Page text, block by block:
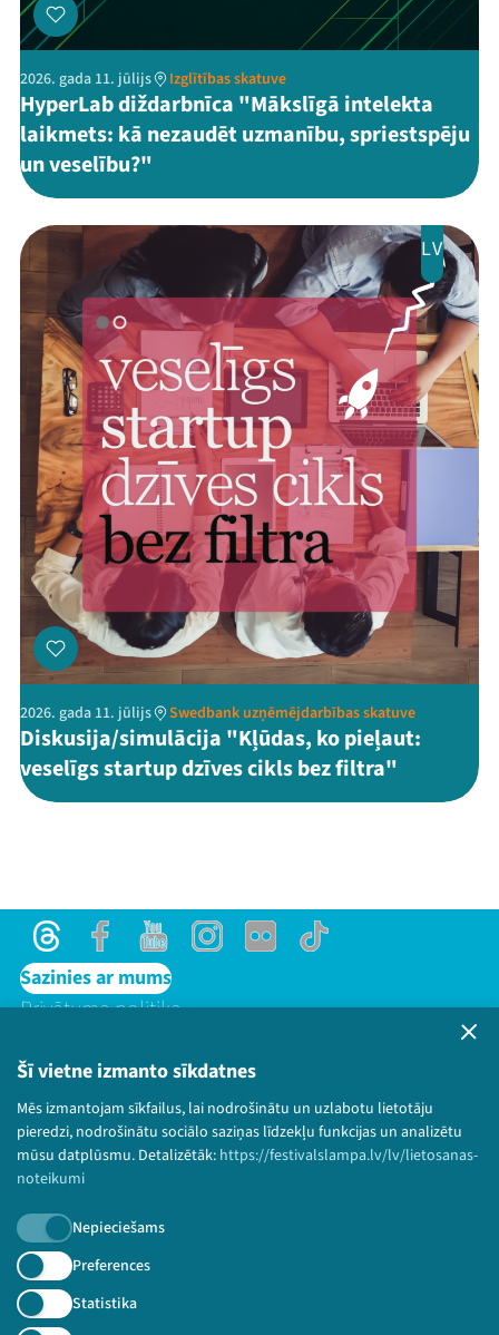
Šī vietne izmanto sīkdatnes
Mēs izmantojam sīkfailus, lai nodrošinātu un uzlabotu lietotāju
pieredzi, nodrošinātu sociālo saziņas līdzekļu funkcijas un analizētu
mūsu datplūsmu. Detalizētāk: https://festivalslampa.lv/lv/lietosanas-
noteikumi
Nepieciešams
Preferences
Statistika
2026. gada 11. jūlijs Izglītības skatuve
HyperLab diždarbnīca "Mākslīgā intelekta
laikmets: kā nezaudēt uzmanību, spriestspēju
un veselību?"
LV
2026. gada 11. jūlijs Swedbank uzņēmējdarbības skatuve
Diskusija/simulācija "Kļūdas, ko pieļaut:
veselīgs startup dzīves cikls bez filtra"
ThreadsFacebookYoutubeInstagram
Flick TikTok
Sazinies ar mums
Privātuma politika
Bērnu aizsardzības politika
© 2026 Sarunu festivāls LAMPA Visas tiesības
paturētas.
Piesakies jaunumiem!
Nepalaid garām aktuālāko informāciju!